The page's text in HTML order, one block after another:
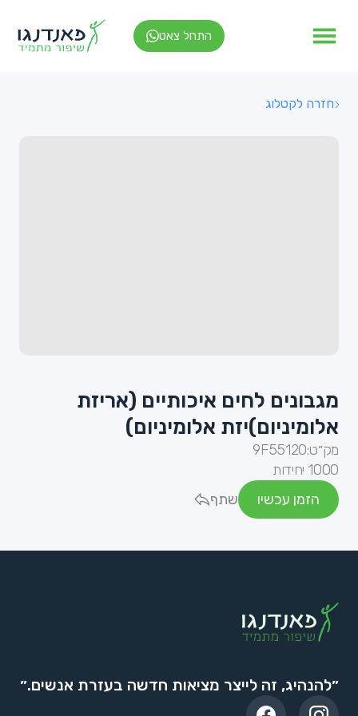
התחל צאט
חזרה לקטלוג
מגבונים לחים איכותיים (אריזת
אלומיניום)יזת אלומיניום)
מק״ט:9F55120
1000 יחידות
הזמן עכשיו
שתף
״להנהיג, זה לייצר מציאות חדשה בעזרת אנשים.״